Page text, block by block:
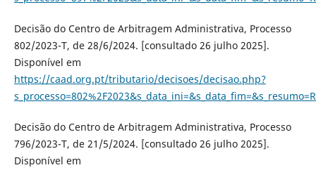
Decisão do Centro de Arbitragem Administrativa, Processo
802/2023-T, de 28/6/2024. [consultado 26 julho 2025].
Disponível em
https://caad.org.pt/tributario/decisoes/decisao.php?
Decisão do Centro de Arbitragem Administrativa, Processo
796/2023-T, de 21/5/2024. [consultado 26 julho 2025].
Disponível em